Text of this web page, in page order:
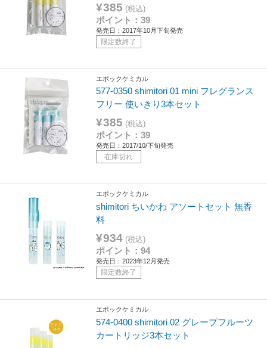
¥385 (税込)
ポイント：39
発売日：2017年10月下旬発売
限定数終了
エポックケミカル
577-0350 shimitori 01 mini フレグランス
フリー 使いきり3本セット
¥385 (税込)
ポイント：39
発売日：2017/10/下旬発売
在庫切れ
エポックケミカル
shimitori ちいかわ アソートセット 無香
料
¥934 (税込)
ポイント：94
発売日：2023年12月発売
限定数終了
エポックケミカル
574-0400 shimitori 02 グレープフルーツ
カートリッジ3本セット